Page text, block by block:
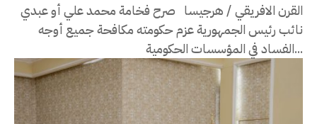
القرن الافريقي / هرجيسا صرح فخامة محمد علي أو عبدي
نائب رئيس الجمهورية عزم حكومته مكافحة جميع أوجه
الفساد في المؤسسات الحكومية...